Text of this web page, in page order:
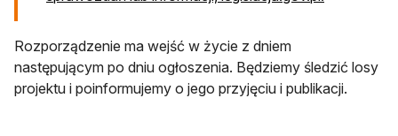
Rozporządzenie ma wejść w życie z dniem
następującym po dniu ogłoszenia. Będziemy śledzić losy
projektu i poinformujemy o jego przyjęciu i publikacji.